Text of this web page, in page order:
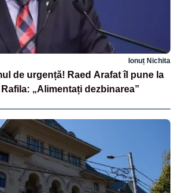
Ionuț Nichita
de urgență! Raed Arafat îl pune la
„Alimentați dezbinarea”